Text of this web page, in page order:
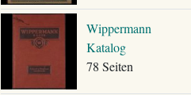
Wippermann
Katalog
78 Seiten